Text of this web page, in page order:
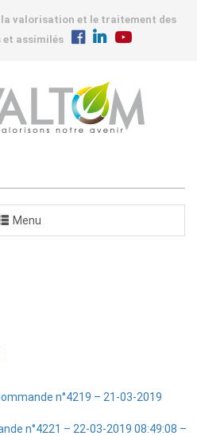
la valorisation et le traitement des
et assimilés
Menu
n°4219 – 21-03-2019
n°4221 – 22-03-2019 08:49:08 –